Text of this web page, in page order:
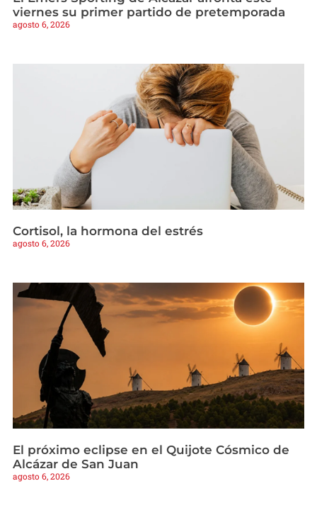
viernes su primer partido de pretemporada
agosto 6, 2026
Cortisol, la hormona del estrés
agosto 6, 2026
El próximo eclipse en el Quijote Cósmico de
Alcázar de San Juan
agosto 6, 2026